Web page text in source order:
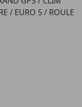
/ EURO 5 / ROULE